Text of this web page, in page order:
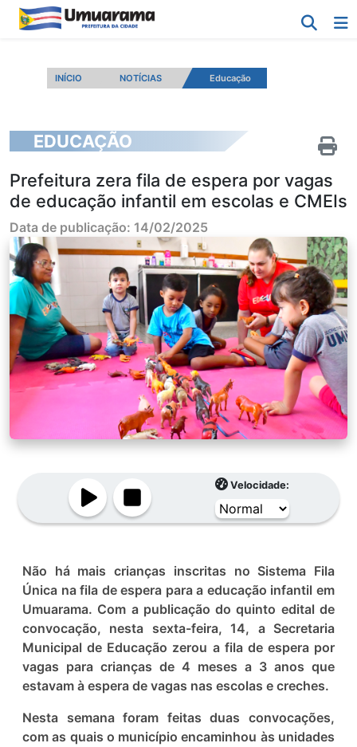
INÍCIO NOTÍCIAS Educação
EDUCAÇÃO
Prefeitura zera fila de espera por vagas
de educação infantil em escolas e CMEIs
Data de publicação: 14/02/2025
Velocidade:
Não há mais crianças inscritas no Sistema Fila
Única na fila de espera para a educação infantil em
Umuarama. Com a publicação do quinto edital de
convocação, nesta sexta-feira, 14, a Secretaria
Municipal de Educação zerou a fila de espera por
vagas para crianças de 4 meses a 3 anos que
estavam à espera de vagas nas escolas e creches.
Nesta semana foram feitas duas convocações,
com as quais o município encaminhou às unidades